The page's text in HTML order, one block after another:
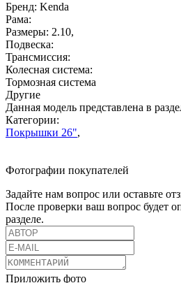
Бренд: Kenda
Рама:
Размеры: 2.10,
Подвеска:
Трансмиссия:
Колесная система:
Тормозная система
Другие
Данная модель представлена в
Категории:
Покрышки 26",
Фотографии покупателей
Задайте нам вопрос или оставьте
После проверки ваш вопрос будет
разделе.
Приложить фото